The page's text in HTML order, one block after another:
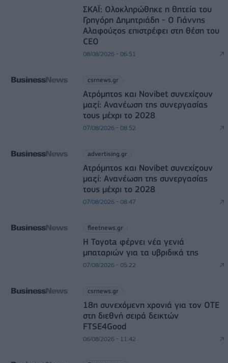
ΣΚΑΪ: Ολοκληρώθηκε η θητεία του
Γρηγόρη Δημητριάδη - Ο Γιάννης
Αλαφούζος επιστρέφει στη θέση του
CEO
08/08/2026 - 06:51
csrnews.gr
Ατρόμητος και Novibet συνεχίζουν
μαζί: Ανανέωση της συνεργασίας
τους μέχρι το 2028
07/08/2026 - 08:52
advertising.gr
Ατρόμητος και Novibet συνεχίζουν
μαζί: Ανανέωση της συνεργασίας
τους μέχρι το 2028
07/08/2026 - 08:47
fleetnews.gr
Η Toyota φέρνει νέα γενιά
μπαταριών για τα υβριδικά της
07/08/2026 - 05:22
csrnews.gr
18η συνεχόμενη χρονιά για τον ΟΤΕ
στη διεθνή σειρά δεικτών
FTSE4Good
06/08/2026 - 11:42